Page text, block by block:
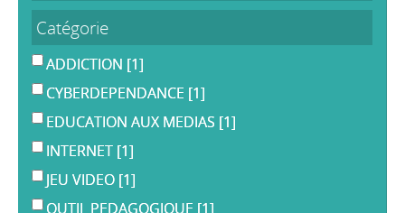
Catégorie
ADDICTION [1]
CYBERDEPENDANCE [1]
EDUCATION AUX MEDIAS [1]
INTERNET [1]
JEU VIDEO [1]
OUTIL PEDAGOGIQUE [1]